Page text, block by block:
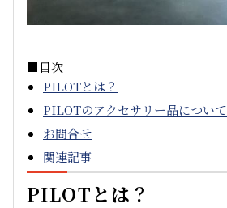
■目次
PILOTとは？
PILOTのアクセサリー品について
お問合せ
関連記事
PILOTとは？